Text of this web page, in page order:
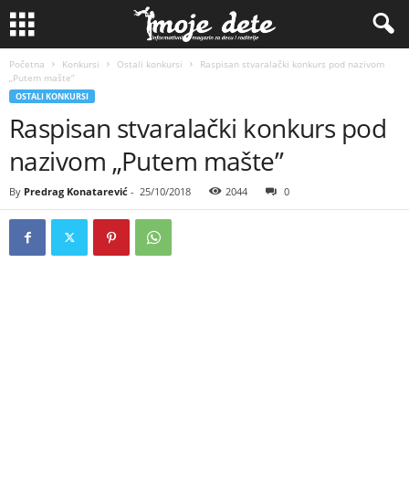
Početna Konkursi Ostali konkursi
Raspisan stvaralački konkurs pod nazivom
„Putem mašte”
OSTALI KONKURSI
Raspisan stvaralački konkurs pod
nazivom „Putem mašte”
By Predrag Konatarević - 25/10/2018 2044 0